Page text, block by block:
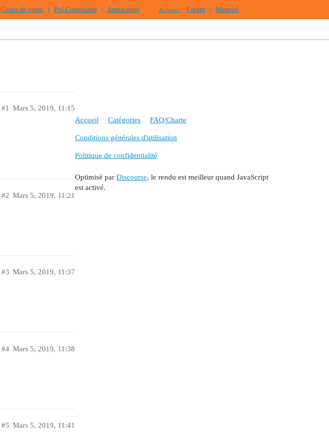
Coups de coeur Pré-Commande Application Archives : Forum Matériel
Mars 5, 2019, 11:15
#1
Mars 5, 2019, 11:21
#2
Mars 5, 2019, 11:37
#3
Mars 5, 2019, 11:38
#4
Mars 5, 2019, 11:41
#5
Accueil Catégories FAQ/Charte
Conditions générales d'utilisation
Politique de confidentialité
Optimisé par Discourse, le rendu est meilleur quand JavaScript
est activé.